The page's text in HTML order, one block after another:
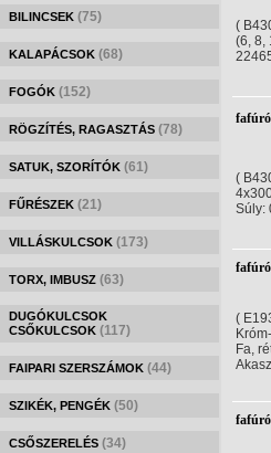
BILINCSEK (75)
KALAPÁCSOK (68)
FOGÓK (152)
RÖGZÍTÉS, RAGASZTÁS (78)
SATUK, SZORÍTÓK (61)
FŰRÉSZEK (21)
VILLÁSKULCSOK (173)
TORX, IMBUSZ (63)
DUGÓKULCSOK
CSŐKULCSOK (117)
FAIPARI SZERSZÁMOK (44)
SZIKÉK, PENGÉK (50)
CSŐSZERELÉS (34)
(
(6, 8,
(
Súly:
(
Fa,